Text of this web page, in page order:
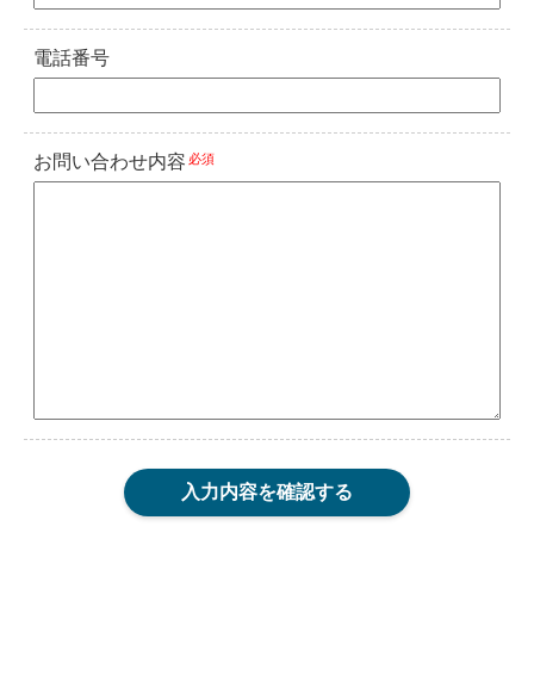
電話番号
お問い合わせ内容 必須